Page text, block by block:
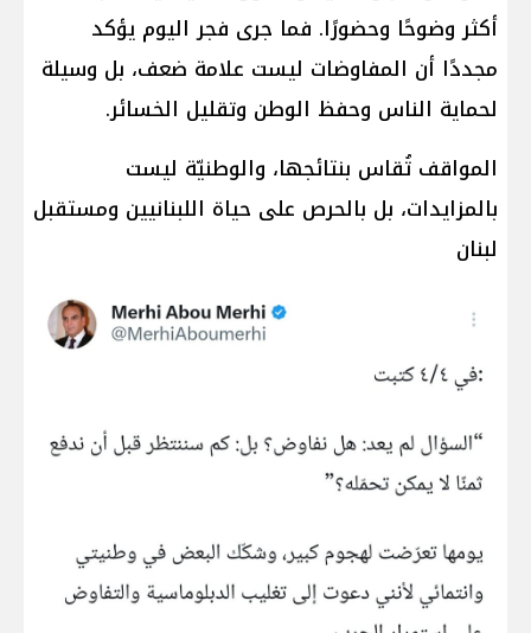
أكثر وضوحًا وحضورًا. فما جرى فجر اليوم يؤكد
مجددًا أن المفاوضات ليست علامة ضعف، بل وسيلة
لحماية الناس وحفظ الوطن وتقليل الخسائر.
المواقف تُقاس بنتائجها، والوطنيّة ليست
بالمزايدات، بل بالحرص على حياة اللبنانيين ومستقبل
لبنان